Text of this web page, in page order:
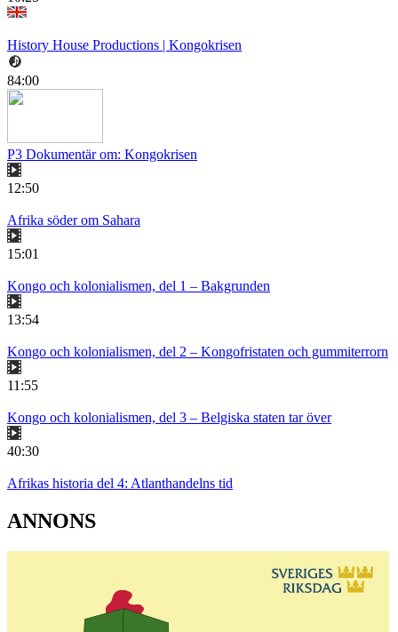
History House Productions | Kongokrisen
84:00
P3 Dokumentär om: Kongokrisen
12:50
Afrika söder om Sahara
15:01
Kongo och kolonialismen, del 1 – Bakgrunden
13:54
Kongo och kolonialismen, del 2 – Kongofristaten och gummiterrorn
11:55
Kongo och kolonialismen, del 3 – Belgiska staten tar över
40:30
Afrikas historia del 4: Atlanthandelns tid
ANNONS